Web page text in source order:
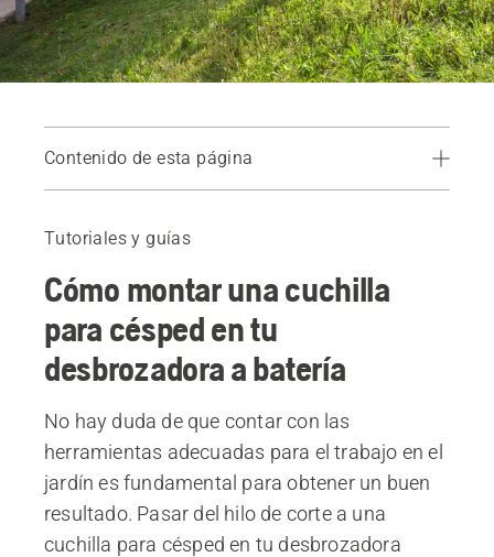
Contenido de esta página
Tutoriales y guías
Cómo montar una cuchilla
para césped en tu
desbrozadora a batería
No hay duda de que contar con las
herramientas adecuadas para el trabajo en el
jardín es fundamental para obtener un buen
resultado. Pasar del hilo de corte a una
cuchilla para césped en tu desbrozadora